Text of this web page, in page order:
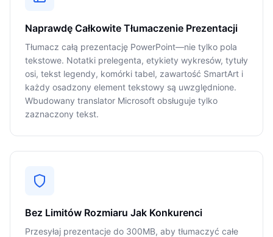
Naprawdę Całkowite Tłumaczenie Prezentacji
Tłumacz całą prezentację PowerPoint—nie tylko pola
tekstowe. Notatki prelegenta, etykiety wykresów, tytuły
osi, tekst legendy, komórki tabel, zawartość SmartArt i
każdy osadzony element tekstowy są uwzględnione.
Wbudowany translator Microsoft obsługuje tylko
zaznaczony tekst.
Bez Limitów Rozmiaru Jak Konkurenci
Przesyłaj prezentacje do 300MB, aby tłumaczyć całe